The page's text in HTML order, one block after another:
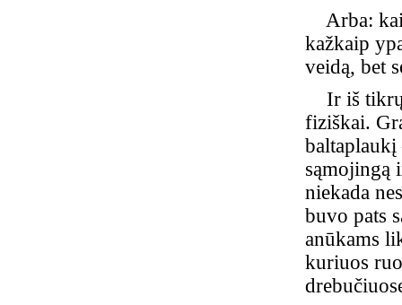
Arba: kai
kažkaip
veidą, bet
Ir iš
fiziškai.
baltaplaukį
sąmojingą
niekada
buvo pats
anūkams
kuriuos